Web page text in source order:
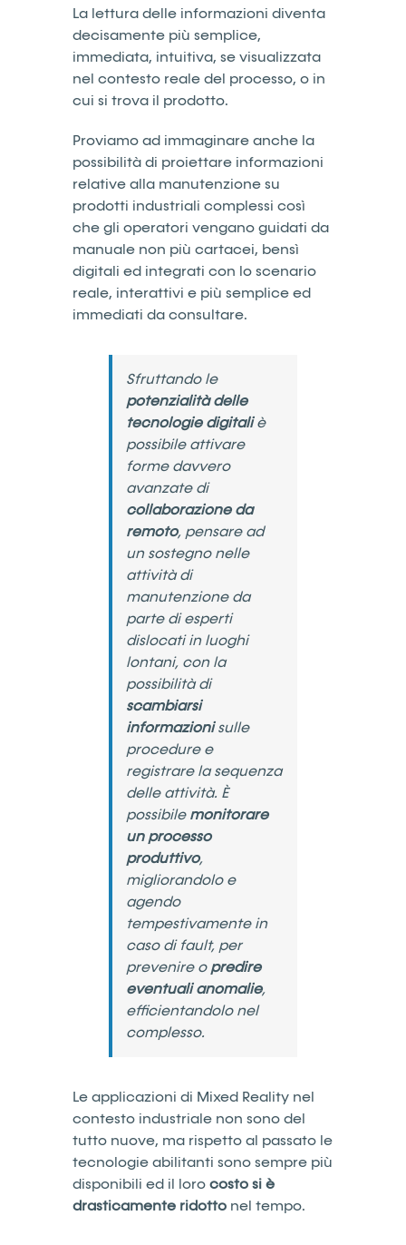
La lettura delle informazioni diventa
decisamente più semplice,
immediata, intuitiva, se visualizzata
nel contesto reale del processo, o in
cui si trova il prodotto.
Proviamo ad immaginare anche la
possibilità di proiettare informazioni
relative alla manutenzione su
prodotti industriali complessi così
che gli operatori vengano guidati da
manuale non più cartacei, bensì
digitali ed integrati con lo scenario
reale, interattivi e più semplice ed
immediati da consultare.
Sfruttando le
potenzialità delle
tecnologie digitaliè
possibile attivare
forme davvero
avanzate di
collaborazione da
remoto, pensare ad
un sostegno nelle
attività di
manutenzione da
parte di esperti
dislocati in luoghi
lontani, con la
possibilità di
scambiarsi
informazionisulle
procedure e
registrare la sequenza
delle attività. È
possibile monitorare
un processo
produttivo,
migliorandolo e
agendo
tempestivamente in
caso di fault, per
prevenire o predire
eventuali anomalie,
efficientandolo nel
complesso.
Le applicazioni di Mixed Reality nel
contesto industriale non sono del
tutto nuove, ma rispetto al passato le
tecnologie abilitanti sono sempre più
disponibili ed il loro costo si è
drasticamente ridotto nel tempo.